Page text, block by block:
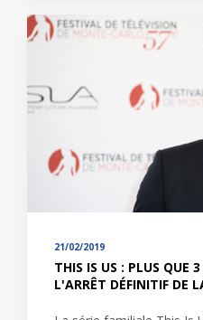
21/02/2019
THIS IS US : PLUS QUE
L'ARRÊT DÉFINITIF DE